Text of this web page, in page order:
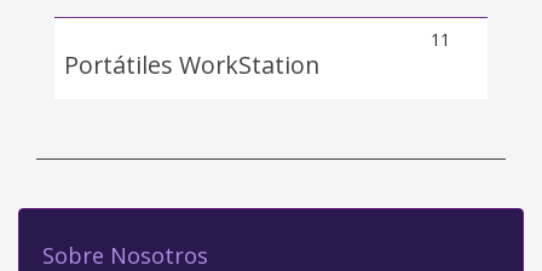
Portátiles WorkStation
11
Sobre Nosotros